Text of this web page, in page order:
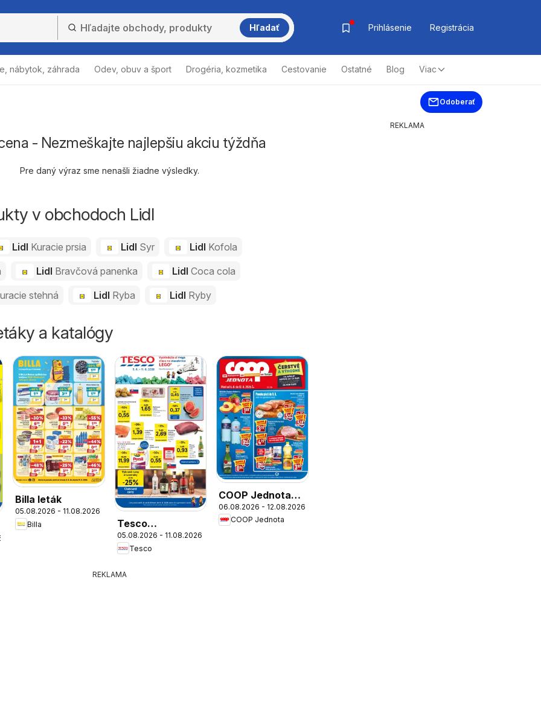
Hľadať Prihlásenie Registrácia
nábytok, záhrada Odev, obuv a šport Drogéria, kozmetika Cestovanie Ostatné Blog Viac
Odoberať
- Nezmeškajte najlepšiu akciu týždňa
Pre daný výraz sme nenašli žiadne výsledky.
v obchodoch Lidl
Lidl Kuracie prsia Lidl Syr Lidl Kofola
Lidl Bravčová panenka LidlCoca cola
stehná
Lidl Ryba Lidl Ryby
a katalógy
Billa leták
05.08.2026 - 11.08.2026
Billa
Tesco
Hypermarket -
leták
05.08.2026 - 11.08.2026
Tesco
COOP Jednota
leták
06.08.2026 - 12.08.2026
COOP Jednota
REKLAMA
REKLAMA